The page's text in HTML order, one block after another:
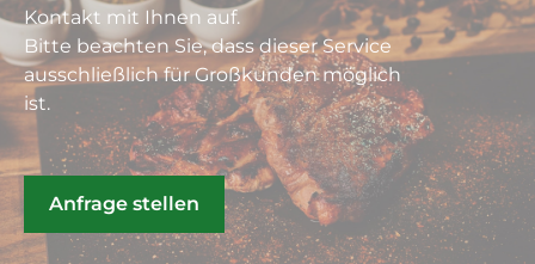
Kontakt mit Ihnen auf.
Bitte beachten Sie, dass dieser Service
ausschließlich für Großkunden möglich
ist.
Anfrage stellen